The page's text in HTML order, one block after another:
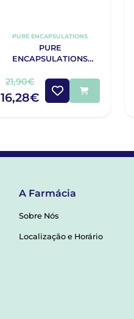
PURE ENCAPSULATIONS
PURE
ENCAPSULATIONS
21,90€
16,28€
A Farmácia
Sobre Nós
Localização e Horário